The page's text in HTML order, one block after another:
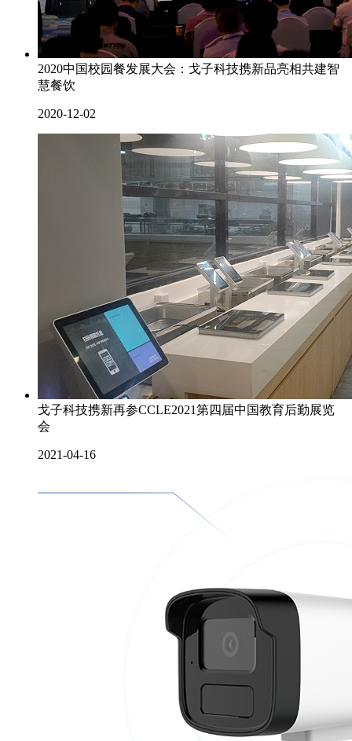
2020中国校园餐发展大会：戈子科技携新品亮相共建智
慧餐饮
2020-12-02
戈子科技携新再参CCLE2021第四届中国教育后勤展览
会
2021-04-16